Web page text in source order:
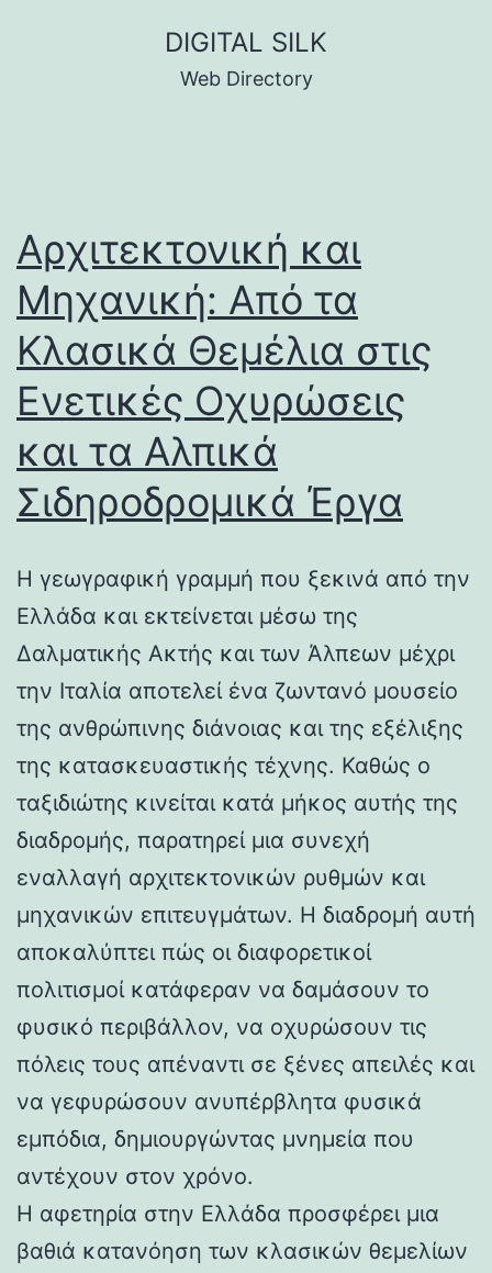
DIGITAL SILK
Web Directory
Αρχιτεκτονική και
Μηχανική: Από τα
Κλασικά Θεμέλια στις
Ενετικές Οχυρώσεις
και τα Αλπικά
Σιδηροδρομικά Έργα
Η γεωγραφική γραμμή που ξεκινά από την
Ελλάδα και εκτείνεται μέσω της
Δαλματικής Ακτής και των Άλπεων μέχρι
την Ιταλία αποτελεί ένα ζωντανό μουσείο
της ανθρώπινης διάνοιας και της εξέλιξης
της κατασκευαστικής τέχνης. Καθώς ο
ταξιδιώτης κινείται κατά μήκος αυτής της
διαδρομής, παρατηρεί μια συνεχή
εναλλαγή αρχιτεκτονικών ρυθμών και
μηχανικών επιτευγμάτων. Η διαδρομή αυτή
αποκαλύπτει πώς οι διαφορετικοί
πολιτισμοί κατάφεραν να δαμάσουν το
φυσικό περιβάλλον, να οχυρώσουν τις
πόλεις τους απέναντι σε ξένες απειλές και
να γεφυρώσουν ανυπέρβλητα φυσικά
εμπόδια, δημιουργώντας μνημεία που
αντέχουν στον χρόνο.
Η αφετηρία στην Ελλάδα προσφέρει μια
βαθιά κατανόηση των κλασικών θεμελίων